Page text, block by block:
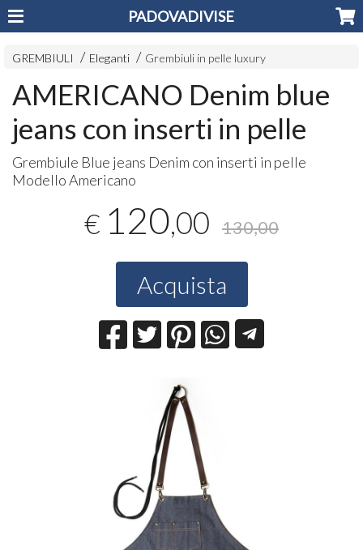
PADOVADIVISE
GREMBIULI Eleganti Grembiuli in pelle luxury
AMERICANO Denim blue
jeans con inserti in pelle
Grembiule Blue jeans Denim con inserti in pelle
Modello Americano
€ 120,00 130,00
Acquista